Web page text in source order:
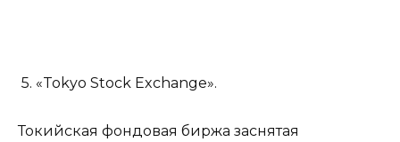
5. «Tokyo Stock Exchange».
Токийская фондовая биржа заснятая